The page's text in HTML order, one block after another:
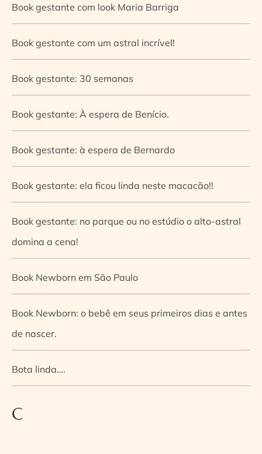
Book gestante com look Maria Barriga
Book gestante com um astral incrível!
Book gestante: 30 semanas
Book gestante: À espera de Benício.
Book gestante: à espera de Bernardo
Book gestante: ela ficou linda neste macacão!!
Book gestante: no parque ou no estúdio o alto-astral
domina a cena!
Book Newborn em São Paulo
Book Newborn: o bebê em seus primeiros dias e antes
de nascer.
Bota linda….
C